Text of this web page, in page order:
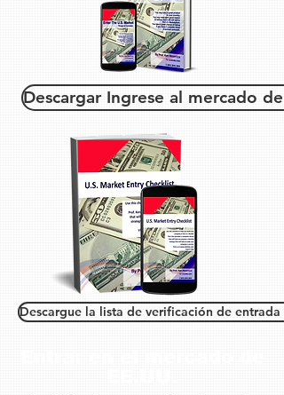
Descargar Ingrese al mercado de
Descargue la lista de verificación de entrada